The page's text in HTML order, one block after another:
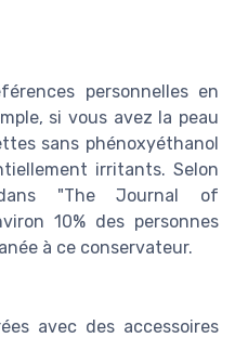
personnelles en
si vous avez la peau
sans phénoxyéthanol
irritants. Selon
"The Journal of
10% des personnes
à ce conservateur.
avec des accessoires